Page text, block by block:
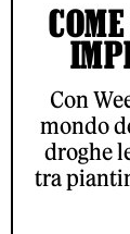
Con
mondo
droghe
tra